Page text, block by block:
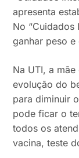
apresenta
No “Cuidados
ganhar peso
Na UTI, a
evolução do
para diminuir
pode ficar o
todos os
vacina, teste